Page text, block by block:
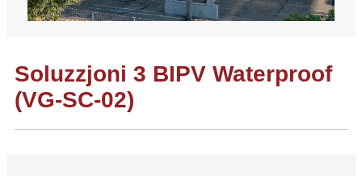
Soluzzjoni 3 BIPV Waterproof
(VG-SC-02)